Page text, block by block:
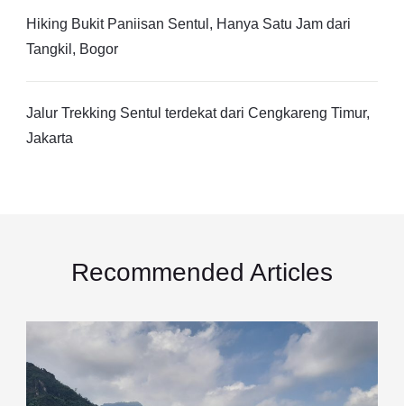
Hiking Bukit Paniisan Sentul, Hanya Satu Jam dari
Tangkil, Bogor
Jalur Trekking Sentul terdekat dari Cengkareng Timur,
Jakarta
Recommended Articles